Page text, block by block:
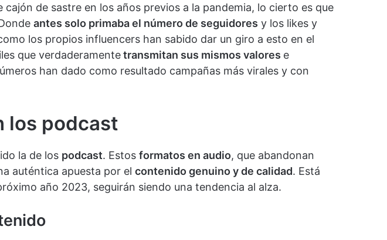
cajón de sastre en los años previos a la pandemia, lo cierto es que
antes solo primaba el número de seguidores y los likes y
los propios influencers han sabido dar un giro a esto en el
que verdaderamentetransmitan sus mismos valores e
han dado como resultado campañas más virales y con
los podcast
la de los podcast. Estos formatos en audio, que abandonan
auténtica apuesta por el contenido genuino y de calidad. Está
año 2023, seguirán siendo una tendencia al alza.